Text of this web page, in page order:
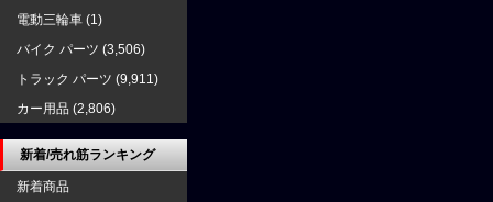
電動三輪車 (1)
バイク パーツ (3,506)
トラック パーツ (9,911)
カー用品 (2,806)
新着/売れ筋ランキング
新着商品